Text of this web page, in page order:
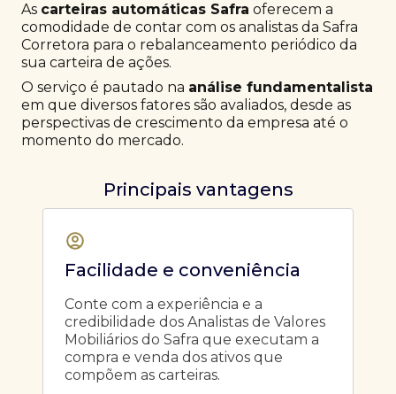
As carteiras automáticas Safra oferecem a
comodidade de contar com os analistas da Safra
Corretora para o rebalanceamento periódico da
sua carteira de ações.
O serviço é pautado na análise fundamentalista
em que diversos fatores são avaliados, desde as
perspectivas de crescimento da empresa até o
momento do mercado.
Principais vantagens
Facilidade e conveniência
Conte com a experiência e a
credibilidade dos Analistas de Valores
Mobiliários do Safra que executam a
compra e venda dos ativos que
compõem as carteiras.